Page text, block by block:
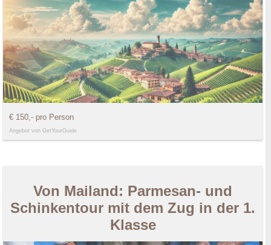
€ 150,- pro Person
Angebot von GetYourGuide
Von Mailand: Parmesan- und
Schinkentour mit dem Zug in der 1.
Klasse